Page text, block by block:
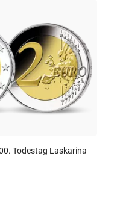
Todestag Laskarina